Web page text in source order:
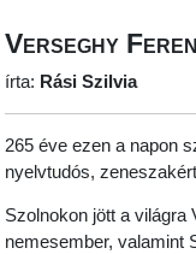
Verseghy
írta: Rási Szilvia
265 éve ezen a napon
nyelvtudós,
Szolnokon jött a világra
nemesember, valamint